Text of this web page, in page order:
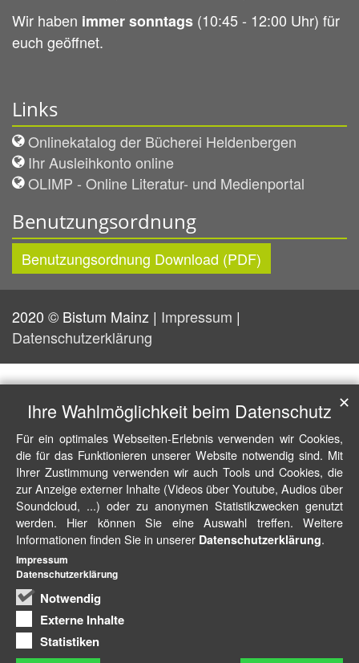
Wir haben immer sonntags (10:45 - 12:00 Uhr) für
euch geöffnet.
Links
Onlinekatalog der Bücherei Heldenbergen
Ihr Ausleihkonto online
OLIMP - Online Literatur- und Medienportal
Benutzungsordnung
Benutzungsordnung Download (PDF)
2020 © Bistum Mainz | Impressum |
Datenschutzerklärung
Ihre Wahlmöglichkeit beim Datenschutz
Für ein optimales Webseiten-Erlebnis verwenden wir Cookies,
die für das Funktionieren unserer Website notwendig sind. Mit
Ihrer Zustimmung verwenden wir auch Tools und Cookies, die
zur Anzeige externer Inhalte (Videos über Youtube, Audios über
Soundcloud, ...) oder zu anonymen Statistikzwecken genutzt
werden. Hier können Sie eine Auswahl treffen. Weitere
Informationen finden Sie in unserer Datenschutzerklärung.
Notwendig
Externe Inhalte
Statistiken
✕
Impressum
Datenschutzerklärung